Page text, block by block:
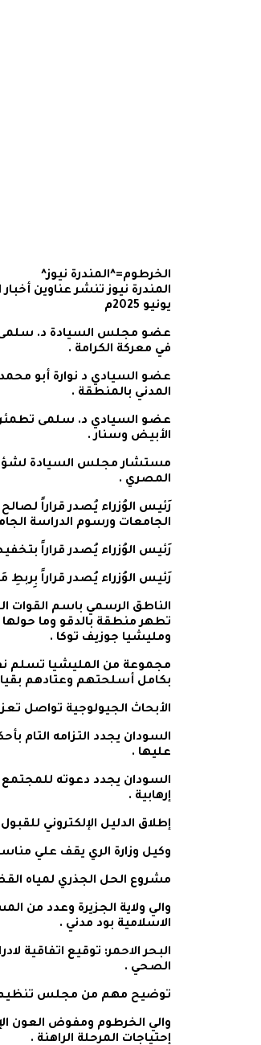
الخرطوم=^المندرة نيوز^
يونيو 2025م
عضو مجلس السيادة د. سلمى
في معركة الكرامة .
عضو السيادي د نوارة أبو
المدني بالمنطقة .
عضو السيادي د. سلمى تطمئن
الأبيض وسنار .
مستشار مجلس السيادة
المصري .
رَئيس الوُزراء يُصدر قراراً
الجامعات ورسوم الدراسة
رَئيس الوُزراء يُصدر قراراً
رَئيس الوُزراء يُصدر قراراً بِربطِ
الناطق الرسمي باسم القوات
تطهر منطقة بالدقو وما
ومليشيا جوزيف توكا .
مجموعة من المليشيا تسلم
بكامل أسلحتهم وعتادهم
الأبحاث الجيولوجية تواصل
السودان يجدد التزامه التام
عليها .
السودان يجدد دعوته
إرهابية .
إطلاق الدليل الإلكتروني
وكيل وزارة الري يقف علي
مشروع الحل الجذري لمياه
والي ولاية الجزيرة وعدد من
الاسلامية بود مدني .
البحر الاحمر: توقيع اتفاقية
الصحي .
توضيح مهم من مجلس تنظيم
والي الخرطوم ومفوض العون
إحتياجات المرحلة الراهنة .